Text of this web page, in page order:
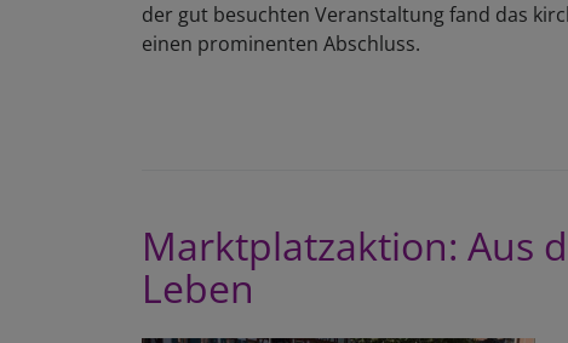
der gut besuchten Veranstaltung fand das
einen prominenten Abschluss.
Marktplatzaktion: Aus
Leben